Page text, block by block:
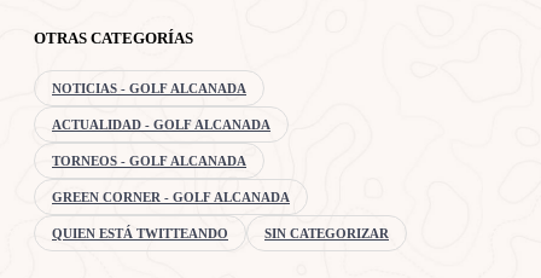
OTRAS CATEGORÍAS
NOTICIAS - GOLF ALCANADA
ACTUALIDAD - GOLF ALCANADA
TORNEOS - GOLF ALCANADA
GREEN CORNER - GOLF ALCANADA
QUIEN ESTÁ TWITTEANDO SIN CATEGORIZAR